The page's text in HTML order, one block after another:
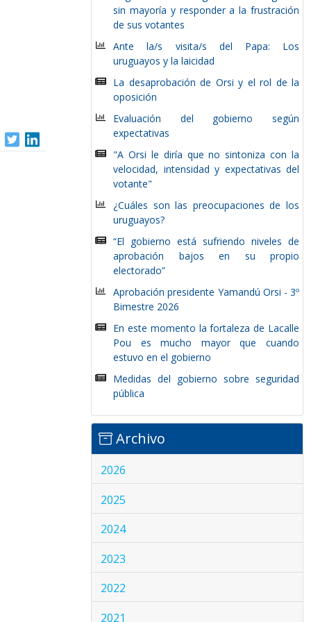
sin mayoría y responder a la frustración
de sus votantes
Ante la/s visita/s del Papa: Los
uruguayos y la laicidad
La desaprobación de Orsi y el rol de la
oposición
Evaluación del gobierno según
expectativas
"A Orsi le diría que no sintoniza con la
velocidad, intensidad y expectativas del
votante"
¿Cuáles son las preocupaciones de los
uruguayos?
“El gobierno está sufriendo niveles de
aprobación bajos en su propio
electorado”
Aprobación presidente Yamandú Orsi - 3º
Bimestre 2026
En este momento la fortaleza de Lacalle
Pou es mucho mayor que cuando
estuvo en el gobierno
Medidas del gobierno sobre seguridad
pública
Archivo
2026
2025
2024
2023
2022
2021